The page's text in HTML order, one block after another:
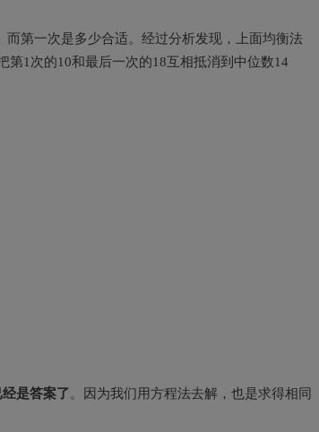
第一次是多少合适。经过分析发现，上面均衡法
1次的10和最后一次的18互相抵消到中位数14
是答案了。因为我们用方程法去解，也是求得相同